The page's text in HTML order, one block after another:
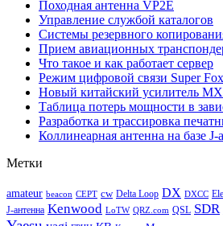
Походная антенна VP2E
Управление службой каталогов
Системы резервного
Прием авиационных
Что такое и как работает сервер
Режим цифровой связи Super Fox
Новый китайский усилитель
Таблица потерь мощности в
Разработка и трассировка
Коллинеарная антенна на базе
Метки
amateur beacon CEPT cw Delta Loop DX DXCC
J-антенна Kenwood LoTW QRZ.com QSL SDR